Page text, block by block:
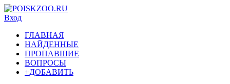
Вход
ГЛАВНАЯ
НАЙДЕННЫЕ
ПРОПАВШИЕ
ВОПРОСЫ
+ДОБАВИТЬ